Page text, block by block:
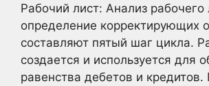
Рабочий лист: Анализ рабочего
определение корректирующих
составляют пятый шаг цикла.
создается и используется для
равенства дебетов и кредитов.